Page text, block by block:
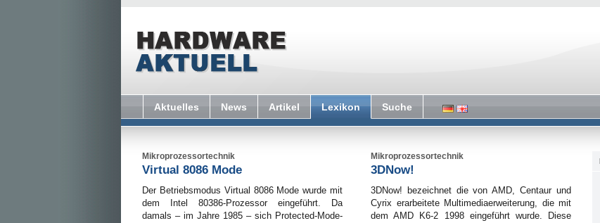
Aktuelles News Artikel Lexikon Suche
Mikroprozessortechnik
Virtual 8086 Mode
Der Betriebsmodus Virtual 8086 Mode wurde mit
dem Intel 80386-Prozessor eingeführt. Da
damals – im Jahre 1985 – sich Protected-Mode-
Mikroprozessortechnik
3DNow!
3DNow! bezeichnet die von AMD, Centaur und
Cyrix erarbeitete Multimediaerweiterung, die mit
dem AMD K6-2 1998 eingeführt wurde. Diese